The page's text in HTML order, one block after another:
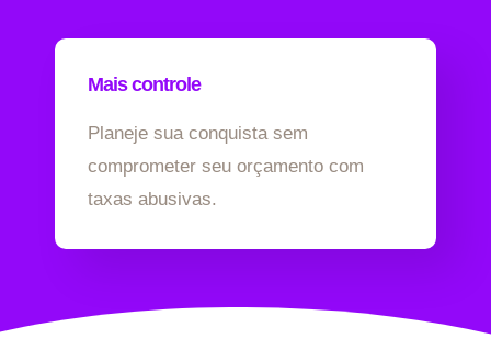
Mais controle
Planeje sua conquista sem
comprometer seu orçamento com
taxas abusivas.